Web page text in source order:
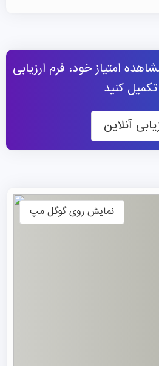
زیادی منچستر را به عنوان
می‌کنند. این شهر با ترکیب منحصر
شور و هیجان ورزشی، تجربه‌ای
رقم می‌زند. به همین دلیل،
اذعان می‌کنند که برایتحصیل در
امتیاز خود، فرم ارزیابی
تکمیل کنید
آنلاین
نمایش روی گوگل مپ